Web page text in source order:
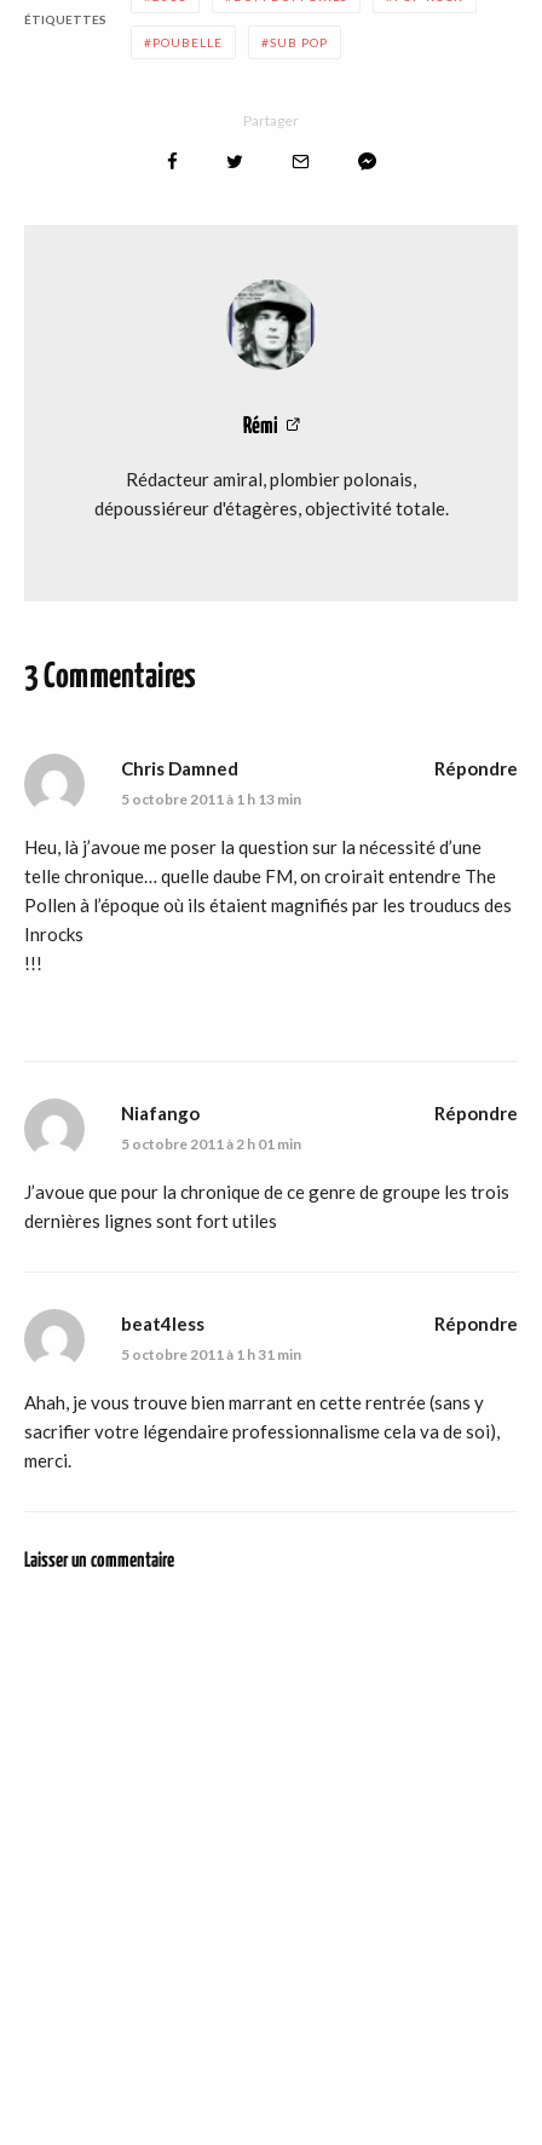
ÉTIQUETTES
POUBELLE SUB POP
Partager
Rémi
Rédacteur amiral, plombier polonais,
dépoussiéreur d'étagères, objectivité totale.
3 Commentaires
Chris Damned
5 octobre 2011 à 1 h 13 min
Heu, là j’avoue me poser la question sur la nécessité d’une
telle chronique… quelle daube FM, on croirait entendre The
Pollen à l’époque où ils étaient magnifiés par les trouducs des
Inrocks
!!!
Répondre
Niafango
5 octobre 2011 à 2 h 01 min
J’avoue que pour la chronique de ce genre de groupe les trois
dernières lignes sont fort utiles
Répondre
beat4less
5 octobre 2011 à 1 h 31 min
Ahah, je vous trouve bien marrant en cette rentrée (sans y
sacrifier votre légendaire professionnalisme cela va de soi),
merci.
Répondre
Laisser un commentaire